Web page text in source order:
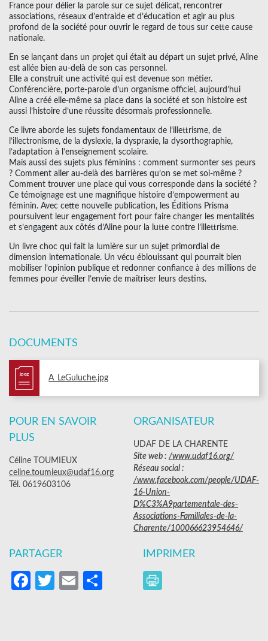
France pour délier la parole sur ce sujet délicat, rencontrer
associations, réseaux d’entraide et d’éducation et agir au plus
profond de la société pour ouvrir le regard de tous sur cette cause
nationale.
En se lançant dans un projet qui était au départ un sujet privé, Aline
est allée bien au-delà de son cas personnel.
Elle a construit une activité qui est devenue son métier.
Conférencière, porte-parole d’un organisme officiel, aujourd’hui
Aline a créé elle-même sa place dans la société et son histoire est
aussi l’histoire d’une réussite désormais professionnelle.
Ce livre aborde les sujets fondamentaux de l’illettrisme, de
l’illectronisme, de la dyslexie, la dyspraxie, la dysorthographie,
l’adaptation à l’enseignement scolaire.
Mais aussi des sujets plus féminins : comment surmonter ses peurs
? Comment aller au-delà des barrières qu’on se met soi-même ?
Comment trouver une place qui vous corresponde dans la société ?
Ce témoignage est une magnifique histoire d’empowerment au
féminin. Avec cette nouvelle publication, les Éditions Prisma
poursuivent leur engagement fort pour faire changer les mentalités
et s’engagent aux côtés d’Aline pour la lutte contre l’illettrisme.
Un livre choc qui fait la lumière sur un sujet primordial de
dimension internationale. Un vécu éblouissant qui pourrait bien
mobiliser l’opinion publique et redonner confiance à des millions de
femmes pour éveiller l’envie de maîtriser leurs destins.
DOCUMENTS
jpeg A_LeGuluche.jpg
POUR EN SAVOIR
PLUS
Céline TOUMIEUX
celine.toumieux@udaf16.org
Tél. 0619603106
ORGANISATEUR
UDAF DE LA CHARENTE
Site web : /www.udaf16.org/
Réseau social :
/www.facebook.com/people/UDAF-
16-Union-
D%C3%A9partementale-des-
Associations-Familiales-de-la-
Charente/100066623954646/
PARTAGER
Facebook
Twitter
EmailPartager
IMPRIMER